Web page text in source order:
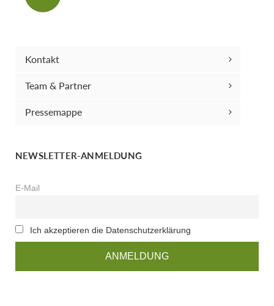
Kontakt
Team & Partner
Pressemappe
NEWSLETTER-ANMELDUNG
E-Mail
Ich akzeptieren die Datenschutzerklärung